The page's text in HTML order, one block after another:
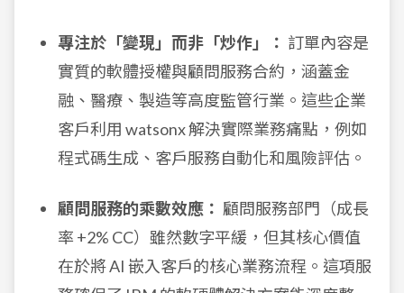
專注於「變現」而非「炒作」： 訂單內容是
實質的軟體授權與顧問服務合約，涵蓋金
融、醫療、製造等高度監管行業。這些企業
客戶利用 watsonx 解決實際業務痛點，例如
程式碼生成、客戶服務自動化和風險評估。
顧問服務的乘數效應： 顧問服務部門（成長
率 +2% CC）雖然數字平緩，但其核心價值
在於將 AI 嵌入客戶的核心業務流程。這項服